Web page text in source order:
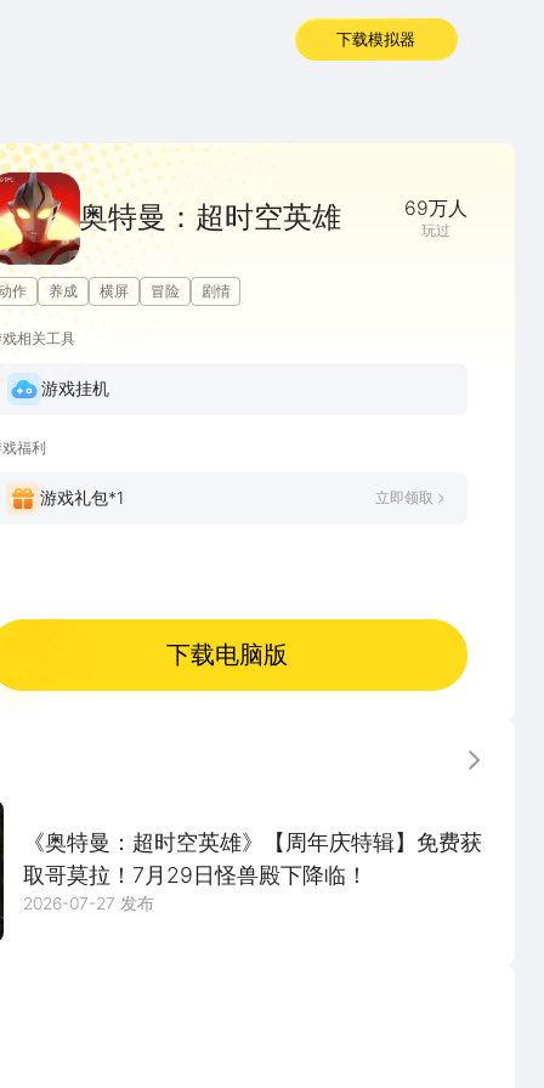
下载模拟器
奥特曼：超时空英雄 69万人
玩过
作 养成 横屏 冒险 剧情
相关工具
游戏挂机
福利
游戏礼包*1 立即领取
下载电脑版
更多
《奥特曼：超时空英雄》【周年庆特辑】免费获
取哥莫拉！7月29日怪兽殿下降临！
2026-07-27 发布